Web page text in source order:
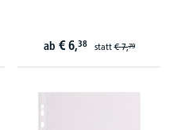
ab € 6,38 statt€ 7,79